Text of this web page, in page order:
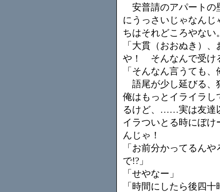
安普請のアパートの
にうっさいじゃなん
ちはそれどころやない
「大貫（おおぬき）
や！ そんなんで受け
「そんなん言うても
語尾が少し延びる、
俺はもっとイライラし
るけど、……実は友達
イラついとる時にぼ
んじゃ！
「お前分かってるん
で!?」
「せやなー」
「時間にしたら後四